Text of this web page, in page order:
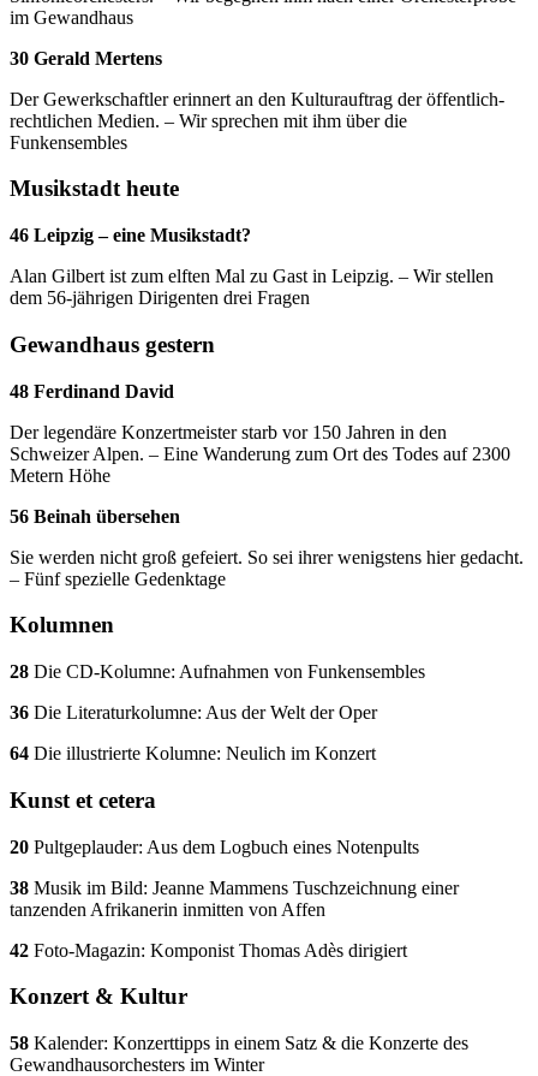
im Gewandhaus
30 Gerald Mertens
Der Gewerkschaftler erinnert an den Kulturauftrag der öffentlich-
rechtlichen Medien. – Wir sprechen mit ihm über die
Funkensembles
Musikstadt heute
46 Leipzig – eine Musikstadt?
Alan Gilbert ist zum elften Mal zu Gast in Leipzig. – Wir stellen
dem 56-jährigen Dirigenten drei Fragen
Gewandhaus gestern
48 Ferdinand David
Der legendäre Konzertmeister starb vor 150 Jahren in den
Schweizer Alpen. – Eine Wanderung zum Ort des Todes auf 2300
Metern Höhe
56 Beinah übersehen
Sie werden nicht groß gefeiert. So sei ihrer wenigstens hier gedacht.
– Fünf spezielle Gedenktage
Kolumnen
28 Die CD-Kolumne: Aufnahmen von Funkensembles
36 Die Literaturkolumne: Aus der Welt der Oper
64 Die illustrierte Kolumne: Neulich im Konzert
Kunst et cetera
20 Pultgeplauder: Aus dem Logbuch eines Notenpults
38 Musik im Bild: Jeanne Mammens Tuschzeichnung einer
tanzenden Afrikanerin inmitten von Affen
42 Foto-Magazin: Komponist Thomas Adès dirigiert
Konzert & Kultur
58 Kalender: Konzerttipps in einem Satz & die Konzerte des
Gewandhausorchesters im Winter